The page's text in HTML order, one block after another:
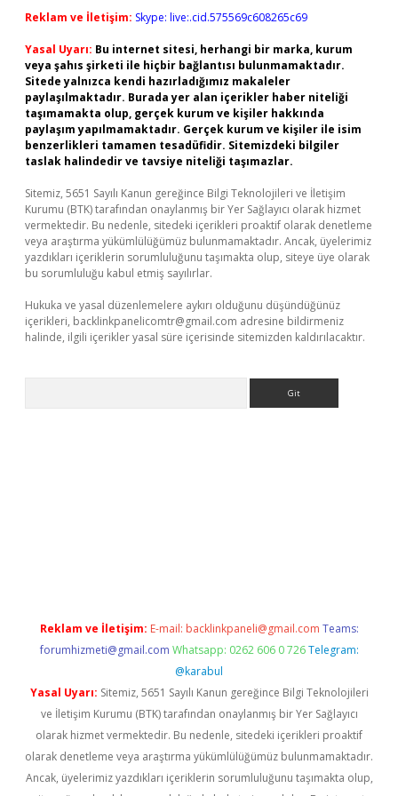
Reklam ve İletişim: Skype: live:.cid.575569c608265c69
Yasal Uyarı: Bu internet sitesi, herhangi bir marka, kurum
veya şahıs şirketi ile hiçbir bağlantısı bulunmamaktadır.
Sitede yalnızca kendi hazırladığımız makaleler
paylaşılmaktadır. Burada yer alan içerikler haber niteliği
taşımamakta olup, gerçek kurum ve kişiler hakkında
paylaşım yapılmamaktadır. Gerçek kurum ve kişiler ile isim
benzerlikleri tamamen tesadüfidir. Sitemizdeki bilgiler
taslak halindedir ve tavsiye niteliği taşımazlar.
Sitemiz, 5651 Sayılı Kanun gereğince Bilgi Teknolojileri ve İletişim
Kurumu (BTK) tarafından onaylanmış bir Yer Sağlayıcı olarak hizmet
vermektedir. Bu nedenle, sitedeki içerikleri proaktif olarak denetleme
veya araştırma yükümlülüğümüz bulunmamaktadır. Ancak, üyelerimiz
yazdıkları içeriklerin sorumluluğunu taşımakta olup, siteye üye olarak
bu sorumluluğu kabul etmiş sayılırlar.
Hukuka ve yasal düzenlemelere aykırı olduğunu düşündüğünüz
içerikleri, backlinkpanelicomtr@gmail.com adresine bildirmeniz
halinde, ilgili içerikler yasal süre içerisinde sitemizden kaldırılacaktır.
Reklam ve İletişim: E-mail: backlinkpaneli@gmail.com Teams:
forumhizmeti@gmail.com Whatsapp: 0262 606 0 726 Telegram:
@karabul
Yasal Uyarı: Sitemiz, 5651 Sayılı Kanun gereğince Bilgi Teknolojileri
ve İletişim Kurumu (BTK) tarafından onaylanmış bir Yer Sağlayıcı
olarak hizmet vermektedir. Bu nedenle, sitedeki içerikleri proaktif
olarak denetleme veya araştırma yükümlülüğümüz bulunmamaktadır.
Ancak, üyelerimiz yazdıkları içeriklerin sorumluluğunu taşımakta olup,